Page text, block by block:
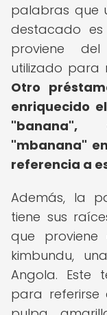
palabras que
destacado
proviene
utilizado para
Otro
enriquecido
"banana",
"mbanana"
referencia a
Además, la
tiene sus
que proviene
kimbundu,
Angola. Este
para